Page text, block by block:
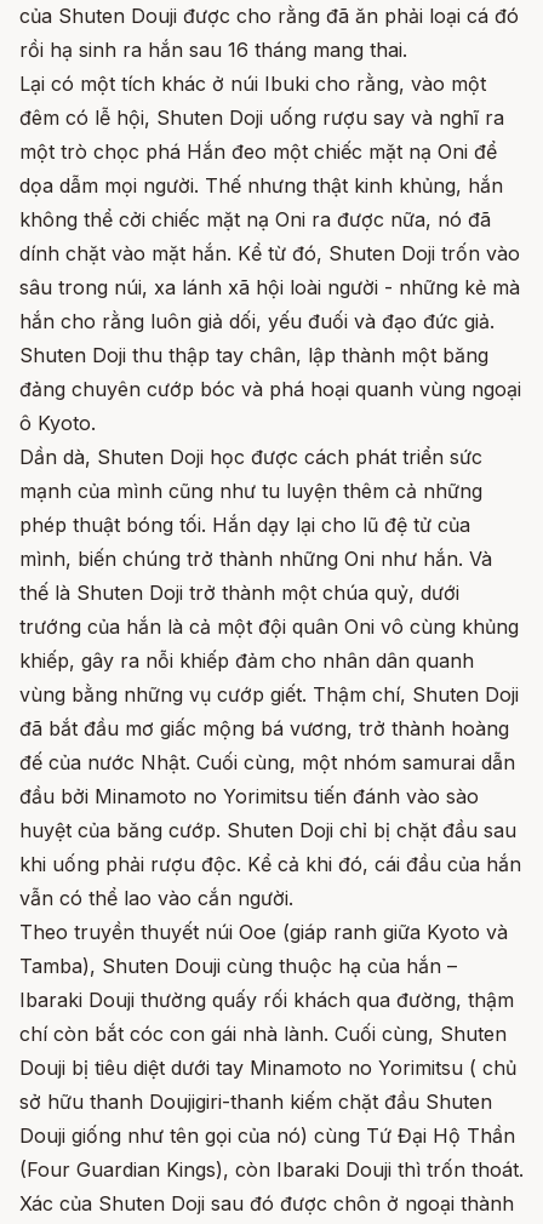
của Shuten Douji được cho rằng đã ăn phải loại cá đó
rồi hạ sinh ra hắn sau 16 tháng mang thai.
Lại có một tích khác ở núi Ibuki cho rằng, vào một
đêm có lễ hội, Shuten Doji uống rượu say và nghĩ ra
một trò chọc phá Hắn đeo một chiếc mặt nạ Oni để
dọa dẫm mọi người. Thế nhưng thật kinh khủng, hắn
không thể cởi chiếc mặt nạ Oni ra được nữa, nó đã
dính chặt vào mặt hắn. Kể từ đó, Shuten Doji trốn vào
sâu trong núi, xa lánh xã hội loài người - những kẻ mà
hắn cho rằng luôn giả dối, yếu đuối và đạo đức giả.
Shuten Doji thu thập tay chân, lập thành một băng
đảng chuyên cướp bóc và phá hoại quanh vùng ngoại
ô Kyoto.
Dần dà, Shuten Doji học được cách phát triển sức
mạnh của mình cũng như tu luyện thêm cả những
phép thuật bóng tối. Hắn dạy lại cho lũ đệ tử của
mình, biến chúng trở thành những Oni như hắn. Và
thế là Shuten Doji trở thành một chúa quỷ, dưới
trướng của hắn là cả một đội quân Oni vô cùng khủng
khiếp, gây ra nỗi khiếp đảm cho nhân dân quanh
vùng bằng những vụ cướp giết. Thậm chí, Shuten Doji
đã bắt đầu mơ giấc mộng bá vương, trở thành hoàng
đế của nước Nhật. Cuối cùng, một nhóm samurai dẫn
đầu bởi Minamoto no Yorimitsu tiến đánh vào sào
huyệt của băng cướp. Shuten Doji chỉ bị chặt đầu sau
khi uống phải rượu độc. Kể cả khi đó, cái đầu của hắn
vẫn có thể lao vào cắn người.
Theo truyền thuyết núi Ooe (giáp ranh giữa Kyoto và
Tamba), Shuten Douji cùng thuộc hạ của hắn –
Ibaraki Douji thường quấy rối khách qua đường, thậm
chí còn bắt cóc con gái nhà lành. Cuối cùng, Shuten
Douji bị tiêu diệt dưới tay Minamoto no Yorimitsu ( chủ
sở hữu thanh Doujigiri-thanh kiếm chặt đầu Shuten
Douji giống như tên gọi của nó) cùng Tứ Đại Hộ Thần
(Four Guardian Kings), còn Ibaraki Douji thì trốn thoát.
Xác của Shuten Doji sau đó được chôn ở ngoại thành